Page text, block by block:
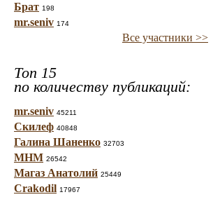
Брат 198
mr.seniv 174
Все участники >>
Топ 15
по количеству публикаций:
mr.seniv 45211
Скилеф 40848
Галина Шаненко 32703
МНМ 26542
Магаз Анатолий 25449
Crakodil 17967